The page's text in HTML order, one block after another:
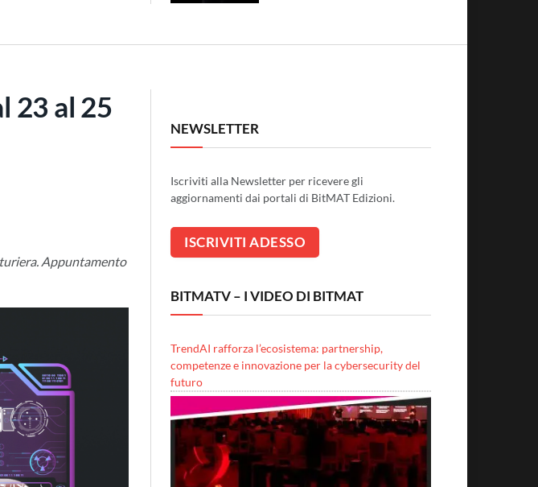
23 al 25
Appuntamento
NEWSLETTER
Iscriviti alla Newsletter per ricevere gli
aggiornamenti dai portali di BitMAT Edizioni.
BITMATV – I VIDEO DI BITMAT
TrendAI rafforza l’ecosistema: partnership,
competenze e innovazione per la cybersecurity del
futuro